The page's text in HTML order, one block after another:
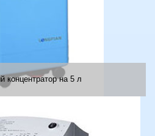
концентратор на 5 л